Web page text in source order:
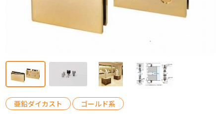
亜鉛ダイカスト ゴールド系